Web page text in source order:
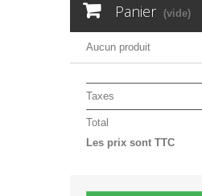
Panier (vide)
Aucun produit
Taxes
Total
Les prix sont TTC